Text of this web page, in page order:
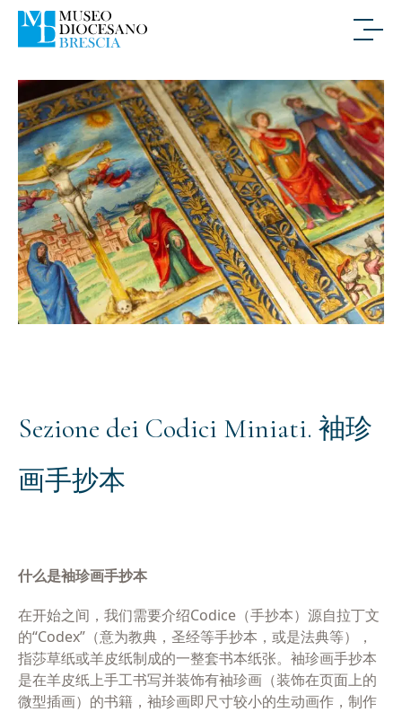
Sezione dei Codici Miniati. 袖珍
画手抄本
什么是袖珍画手抄本
在开始之间，我们需要介绍Codice （手抄本）源自拉丁文
的“Codex”（意为教典，圣经等手抄本，或是法典等），
指莎草纸或羊皮纸制成的一整套书本纸张。袖珍画手抄本
是在羊皮纸上手工书写并装饰有袖珍画（装饰在页面上的
微型插画）的书籍，袖珍画即尺寸较小的生动画作，制作